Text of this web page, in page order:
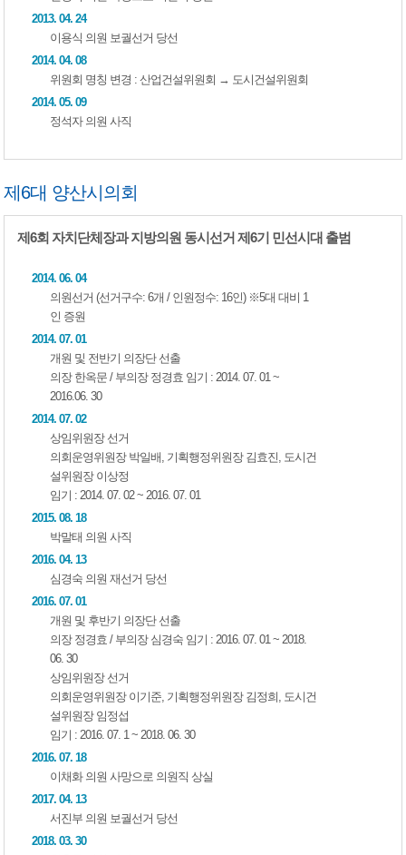
2013. 04. 24
이용식 의원 보궐선거 당선
2014. 04. 08
위원회 명칭 변경 : 산업건설위원회 → 도시건설위원회
2014. 05. 09
정석자 의원 사직
제6대 양산시의회
제6회 자치단체장과 지방의원 동시선거 제6기 민선시대 출범
2014. 06. 04
의원선거 (선거구수: 6개 / 인원정수: 16인) ※5대 대비 1
인 증원
2014. 07. 01
개원 및 전반기 의장단 선출
의장 한옥문 / 부의장 정경효 임기 : 2014. 07. 01 ~
2016.06. 30
2014. 07. 02
상임위원장 선거
의회운영위원장 박일배, 기획행정위원장 김효진, 도시건
설위원장 이상정
임기 : 2014. 07. 02 ~ 2016. 07. 01
2015. 08. 18
박말태 의원 사직
2016. 04. 13
심경숙 의원 재선거 당선
2016. 07. 01
개원 및 후반기 의장단 선출
의장 정경효 / 부의장 심경숙 임기 : 2016. 07. 01 ~ 2018.
06. 30
상임위원장 선거
의회운영위원장 이기준, 기획행정위원장 김정희, 도시건
설위원장 임정섭
임기 : 2016. 07. 1 ~ 2018. 06. 30
2016. 07. 18
이채화 의원 사망으로 의원직 상실
2017. 04. 13
서진부 의원 보궐선거 당선
2018. 03. 30